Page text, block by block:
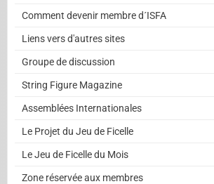
Comment devenir membre d´ISFA
Liens vers d'autres sites
Groupe de discussion
String Figure Magazine
Assemblées Internationales
Le Projet du Jeu de Ficelle
Le Jeu de Ficelle du Mois
Zone réservée aux membres